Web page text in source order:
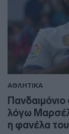
ΑΘΛΗΤΙΚΑ
λόγω
η φανέλα